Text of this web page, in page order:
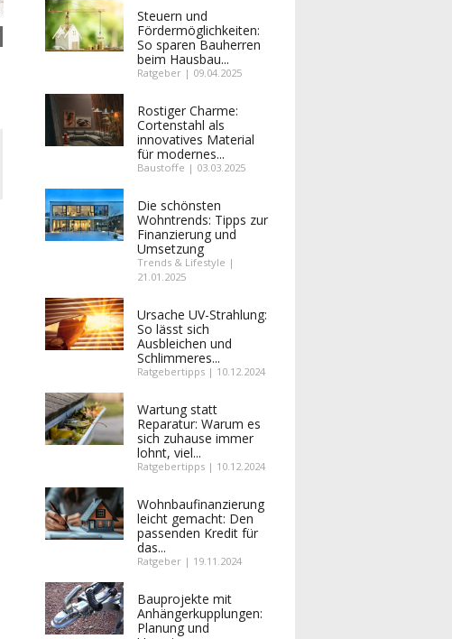
Steuern und
Fördermöglichkeiten:
So sparen Bauherren
beim Hausbau...
Ratgeber | 09.04.2025
Rostiger Charme:
Cortenstahl als
innovatives Material
für modernes...
Baustoffe | 03.03.2025
Die schönsten
Wohntrends: Tipps zur
Finanzierung und
Umsetzung
Trends & Lifestyle |
21.01.2025
Ursache UV-Strahlung:
So lässt sich
Ausbleichen und
Schlimmeres...
Ratgebertipps | 10.12.2024
Wartung statt
Reparatur: Warum es
sich zuhause immer
lohnt, viel...
Ratgebertipps | 10.12.2024
Wohnbaufinanzierung
leicht gemacht: Den
passenden Kredit für
das...
Ratgeber | 19.11.2024
Bauprojekte mit
Anhängerkupplungen:
Planung und